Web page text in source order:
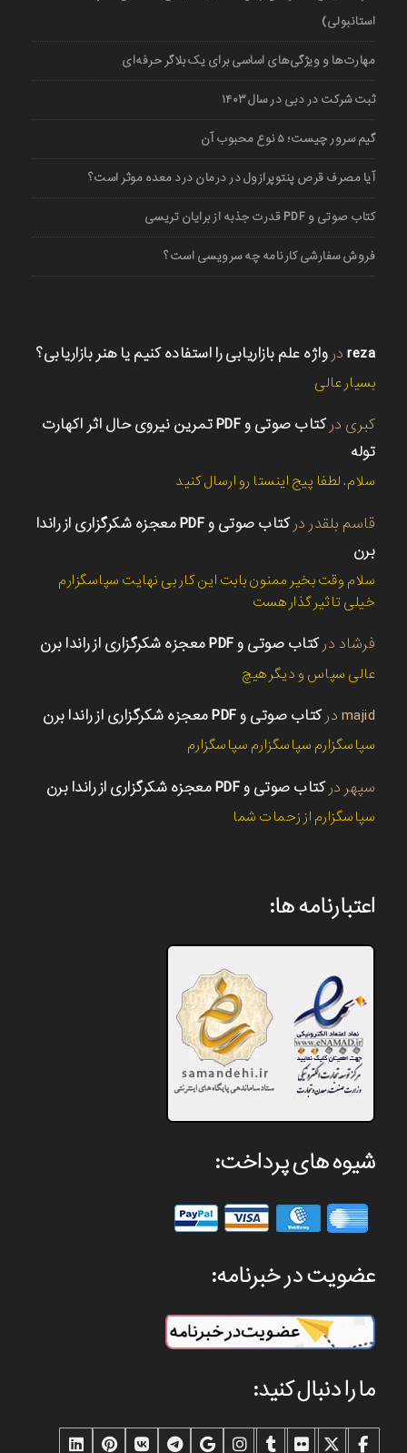
استانبولی)
مهارت‌ها و ویژگی‌های اساسی برای یک بلاگر حرفه‌ای
ثبت شرکت در دبی در سال ۱۴۰۳
گیم سرور چیست؛ ۵ نوع محبوب آن
آیا مصرف قرص پنتوپرازول در درمان درد معده موثر است؟
کتاب صوتی و PDF قدرت جذبه از برایان تریسی
فروش سفارشی کارنامه چه سرویسی است؟
reza در واژه علم بازاریابی را استفاده کنیم یا هنر بازاریابی؟
بسیار عالی
کبری در
کتاب صوتی و PDF تمرین نیروی حال اثر اکهارت
توله
سلام. لطفا پیج اینستا رو ارسال کنید
قاسم بلقدر در
کتاب صوتی و PDF معجزه شکرگزاری از راندا
برن
سلام وقت بخیر ممنون بابت این کار بی نهایت سپاسگزارم
خیلی تاثیر گذار هست
فرشاد درکتاب صوتی و PDF معجزه شکرگزاری از راندا برن
عالی سپاس و دیگر هیچ
majid درکتاب صوتی و PDF معجزه شکرگزاری از راندا برن
سپاسگزارم سپاسگزارم سپاسگزارم
سپهر درکتاب صوتی و PDF معجزه شکرگزاری از راندا برن
سپاسگزارم از زحمات شما
اعتبارنامه ها:
شیوه های پرداخت:
عضویت در خبرنامه:
ما را دنبال کنید: